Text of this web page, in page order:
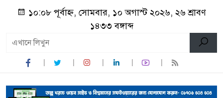
১০:০৮ পূর্বাহ্ন, সোমবার, ১০ অগাস্ট ২০২৬, ২৬ শ্রাবণ
১৪৩৩ বঙ্গাব্দ